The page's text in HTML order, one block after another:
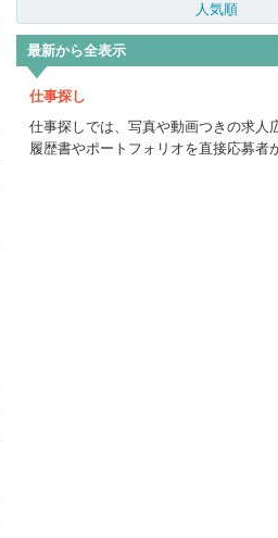
人気順
最新から全表示
仕事探し
仕事探しでは、写真や動画つきの求人
履歴書やポートフォリオを直接応募者